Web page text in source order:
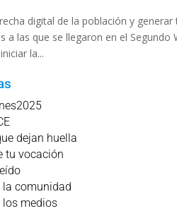
digital de la población y
a las que se llegaron en el
la...
dejan huella
tu vocación
la comunidad
los medios